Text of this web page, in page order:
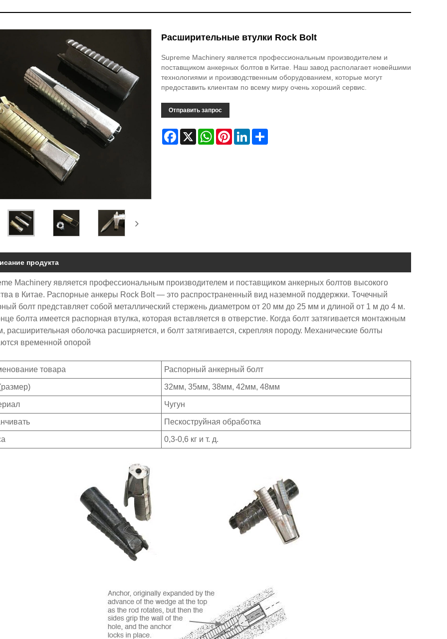
Расширительные втулки Rock Bolt
Supreme Machinery является профессиональным производителем и
поставщиком анкерных болтов в Китае. Наш завод располагает новейшими
технологиями и производственным оборудованием, которые могут
предоставить клиентам по всему миру очень хороший сервис.
Отправить запрос
Facebook
X WhatsAppPinterestLinkedInShare
продукта
Machinery является профессиональным производителем и поставщиком анкерных болтов высокого
в Китае. Распорные анкеры Rock Bolt — это распространенный вид наземной поддержки. Точечный
болт представляет собой металлический стержень диаметром от 20 мм до 25 мм и длиной от 1 м до 4 м.
болта имеется распорная втулка, которая вставляется в отверстие. Когда болт затягивается монтажным
расширительная оболочка расширяется, и болт затягивается, скрепляя породу. Механические болты
временной опорой
товара Распорный анкерный болт
32мм, 35мм, 38мм, 42мм, 48мм
Чугун
Пескоструйная обработка
0,3-0,6 кг и т. д.